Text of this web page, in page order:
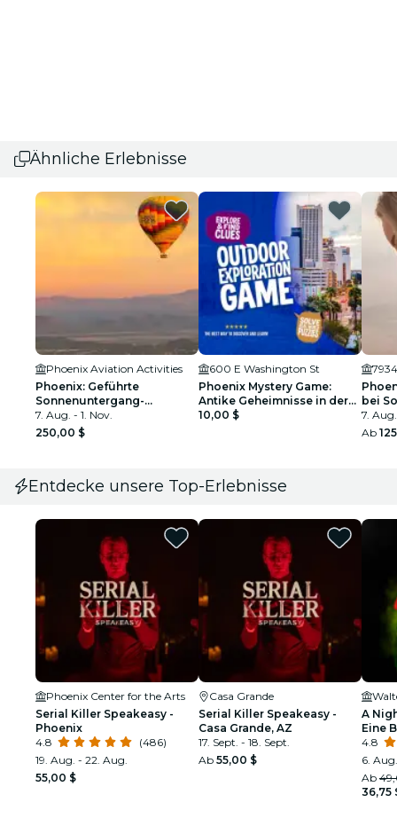
Ähnliche Erlebnisse
Phoenix Aviation Activities
Phoenix: Geführte
Sonnenuntergang-
Heißluftballonfahrt
7. Aug. - 1. Nov.
250,00 $
600 E Washington St
Phoenix Mystery Game:
Antike Geheimnisse in der
Skyline
10,00 $
bei
7.
Ab
Entdecke unsere Top-Erlebnisse
Phoenix Center for the Arts
Serial Killer Speakeasy -
Phoenix
4.8
(486)
19. Aug. - 22. Aug.
55,00 $
Casa Grande
Serial Killer Speakeasy -
Casa Grande, AZ
17. Sept. - 18. Sept.
Ab 55,00 $
A
Eine
4.8
6.
Ab
36,75